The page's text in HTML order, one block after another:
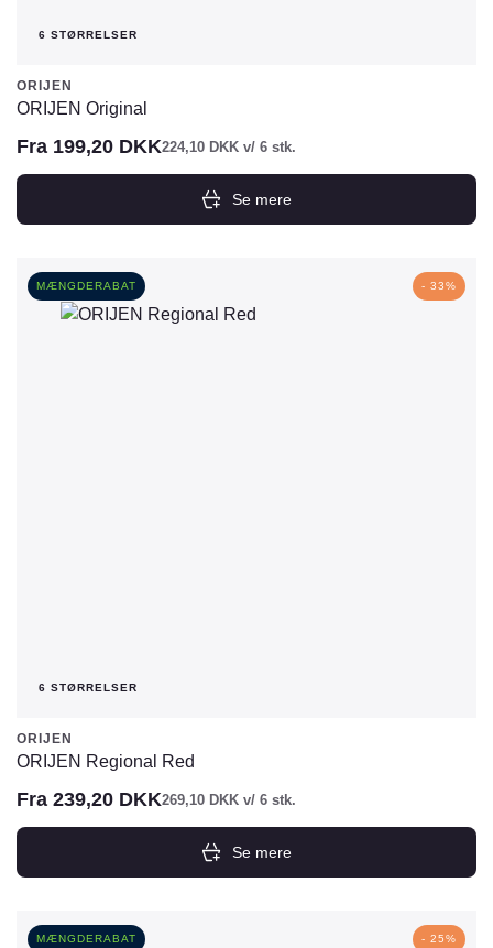
6 STØRRELSER
ORIJEN
ORIJEN Original
Fra 199,20 DKK224,10 DKK v/ 6 stk.
Se mere
har
6 STØRRELSER
- 33%
MÆNGDERABAT
ORIJEN
ORIJEN Regional Red
Fra 239,20 DKK269,10 DKK v/ 6 stk.
Se mere
har
- 25%
MÆNGDERABAT